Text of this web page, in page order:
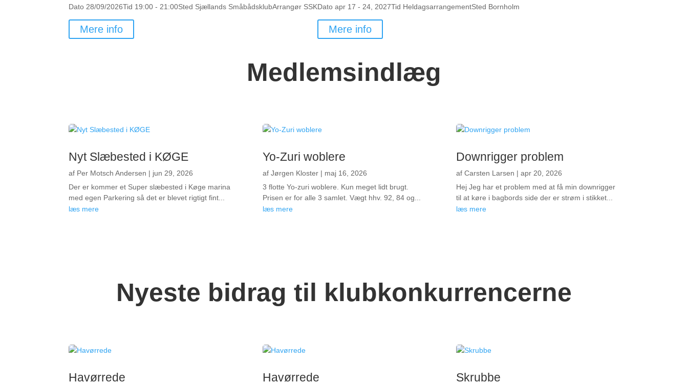
Dato 28/09/2026Tid 19:00 - 21:00Sted Sjællands SmåbådsklubArrangør SSK
Mere info
Datoapr 17 - 24, 2027Tid HeldagsarrangementSted Bornholm
Mere info
Medlemsindlæg
Nyt Slæbested i KØGE
af Per Motsch Andersen | jun 29, 2026
Der er kommer et Super slæbested i Køge marina
med egen Parkering så det er blevet rigtigt fint...
læs mere
Yo-Zuri woblere
af Jørgen Kloster| maj 16, 2026
3 flotte Yo-zuri woblere. Kun meget lidt brugt.
Prisen er for alle 3 samlet. Vægt hhv. 92, 84 og...
læs mere
Downrigger problem
af Carsten Larsen | apr 20, 2026
Hej Jeg har et problem med at få min downrigger
til at køre i bagbords side der er strøm i stikket...
læs mere
Nyeste bidrag til klubkonkurrencerne
Havørrede Havørrede Skrubbe